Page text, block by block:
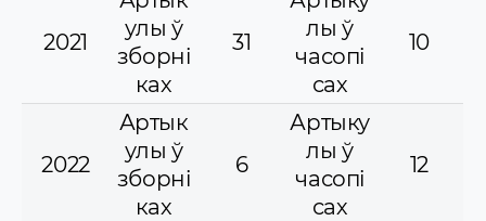
2021
улы ў
зборні
ках
31
лы ў
часопі
сах
10
2022
Артык
улы ў
зборні
ках
6
Артыку
лы ў
часопі
сах
12